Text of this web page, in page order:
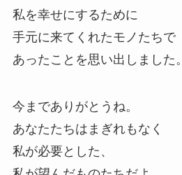
私を幸せにするために
手元に来てくれたモノたちで
あったことを思い出しました。
今までありがとうね。
あなたたちはまぎれもなく
私が必要とした、